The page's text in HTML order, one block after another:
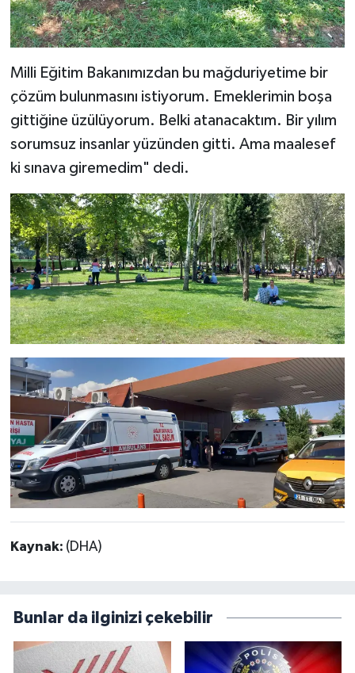
Milli Eğitim Bakanımızdan bu mağduriyetime bir
çözüm bulunmasını istiyorum. Emeklerimin boşa
gittiğine üzülüyorum. Belki atanacaktım. Bir yılım
sorumsuz insanlar yüzünden gitti. Ama maalesef
ki sınava giremedim" dedi.
Kaynak: (DHA)
Bunlar da ilginizi çekebilir